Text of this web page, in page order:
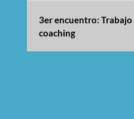
3er encuentro: Trabajo
coaching